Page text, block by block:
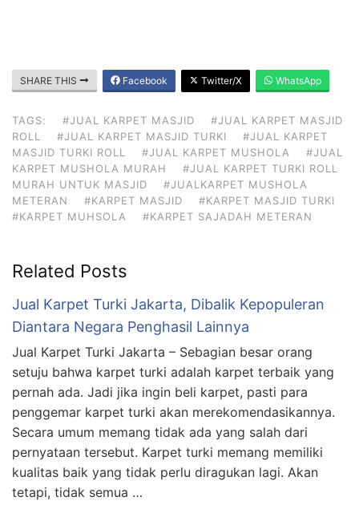
SHARE THIS Facebook Twitter/X WhatsApp
TAGS: #JUAL KARPET MASJID
#JUAL KARPET MASJID
ROLL
#JUAL KARPET MASJID TURKI
#JUAL KARPET
MASJID TURKI ROLL
#JUAL KARPET MUSHOLA
#JUAL
KARPET MUSHOLA MURAH
#JUAL KARPET TURKI ROLL
MURAH UNTUK MASJID
#JUALKARPET MUSHOLA
METERAN
#KARPET MASJID
#KARPET MASJID TURKI
#KARPET MUHSOLA
#KARPET SAJADAH METERAN
Related Posts
Jual Karpet Turki Jakarta, Dibalik Kepopuleran
Diantara Negara Penghasil Lainnya
Jual Karpet Turki Jakarta – Sebagian besar orang
setuju bahwa karpet turki adalah karpet terbaik yang
pernah ada. Jadi jika ingin beli karpet, pasti para
penggemar karpet turki akan merekomendasikannya.
Secara umum memang tidak ada yang salah dari
pernyataan tersebut. Karpet turki memang memiliki
kualitas baik yang tidak perlu diragukan lagi. Akan
tetapi, tidak semua …